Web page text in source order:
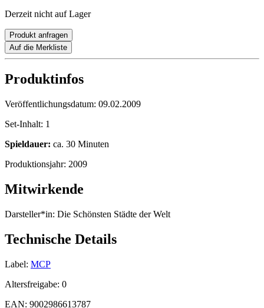
Derzeit nicht auf Lager
Produkt anfragen
Auf die Merkliste
Produktinfos
Veröffentlichungsdatum: 09.02.2009
Set-Inhalt: 1
Spieldauer: ca. 30 Minuten
Produktionsjahr: 2009
Mitwirkende
Darsteller*in: Die Schönsten Städte der Welt
Technische Details
Label: MCP
Altersfreigabe: 0
EAN: 9002986613787